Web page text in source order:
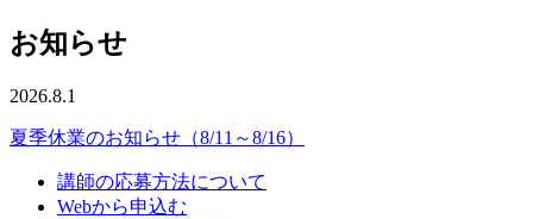
お知らせ
2026.8.1
夏季休業のお知らせ（8/11～8/16）
講師の応募方法について
Webから申込む